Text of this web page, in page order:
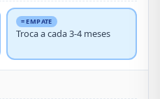
= EMPATE
Troca a cada 3-4 meses